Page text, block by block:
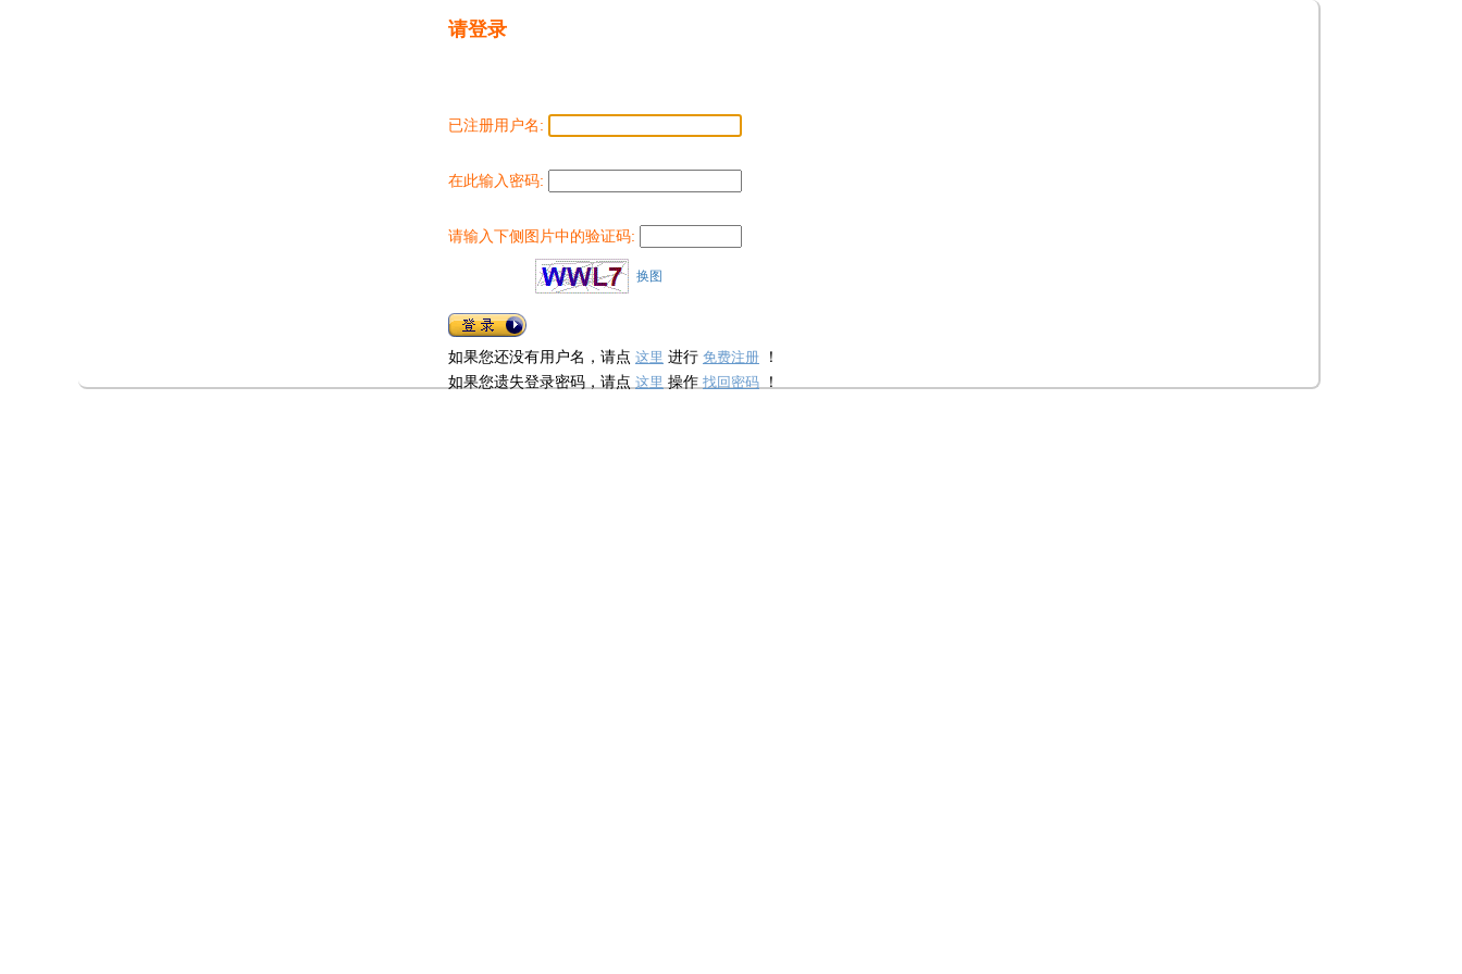
请登录
已注册用户名:
在此输入密码:
请输入下侧图片中的验证码:
换图
如果您还没有用户名，请点 这里 进行 免费注册 ！
如果您遗失登录密码，请点 这里 操作 找回密码 ！